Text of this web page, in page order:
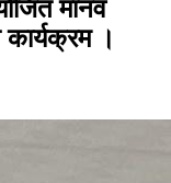
मानव
।